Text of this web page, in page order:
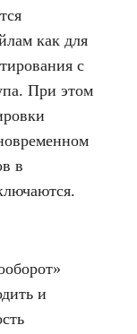
как для
с
При этом
в
и